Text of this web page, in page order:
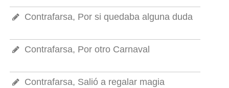
Contrafarsa, Por si quedaba alguna duda
Contrafarsa, Por otro Carnaval
Contrafarsa, Salió a regalar magia